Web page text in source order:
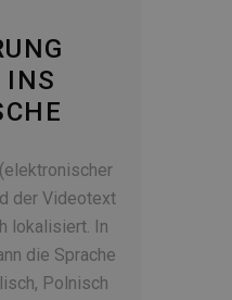
INS
der Videotext
lokalisiert. In
die Sprache
Polnisch